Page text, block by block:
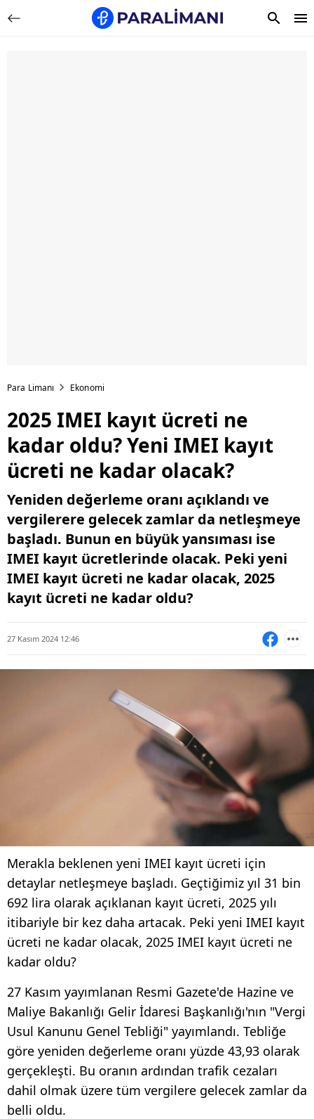
Para Limanı Ekonomi
2025 IMEI kayıt ücreti ne
kadar oldu? Yeni IMEI kayıt
ücreti ne kadar olacak?
Yeniden değerleme oranı açıklandı ve
vergilerere gelecek zamlar da netleşmeye
başladı. Bunun en büyük yansıması ise
IMEI kayıt ücretlerinde olacak. Peki yeni
IMEI kayıt ücreti ne kadar olacak, 2025
kayıt ücreti ne kadar oldu?
27 Kasım 2024 12:46
Merakla beklenen yeni IMEI kayıt ücreti için
detaylar netleşmeye başladı. Geçtiğimiz yıl 31 bin
692 lira olarak açıklanan kayıt ücreti, 2025 yılı
itibariyle bir kez daha artacak. Peki yeni IMEI kayıt
ücreti ne kadar olacak, 2025 IMEI kayıt ücreti ne
kadar oldu?
27 Kasım yayımlanan Resmi Gazete'de Hazine ve
Maliye Bakanlığı Gelir İdaresi Başkanlığı'nın "Vergi
Usul Kanunu Genel Tebliği" yayımlandı. Tebliğe
göre yeniden değerleme oranı yüzde 43,93 olarak
gerçekleşti. Bu oranın ardından trafik cezaları
dahil olmak üzere tüm vergilere gelecek zamlar da
belli oldu.